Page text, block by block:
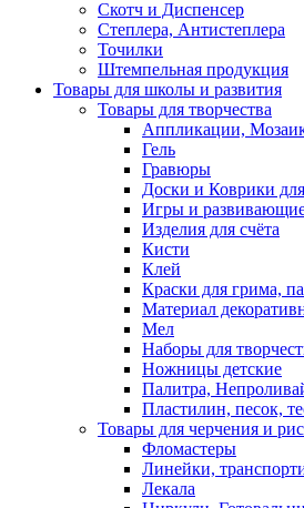
Скотч и Диспенсер
Степлера, Антистеплера
Точилки
Штемпельная продукция
Товары для школы и развития
Товары для творчества
Аппликации,
Гель
Гравюры
Доски и Коврики
Игры и
Изделия для счёта
Кисти
Клей
Краски для грима,
Материал
Мел
Наборы для
Ножницы детские
Палитра,
Пластилин, песок,
Товары для черчения и
Фломастеры
Линейки,
Лекала